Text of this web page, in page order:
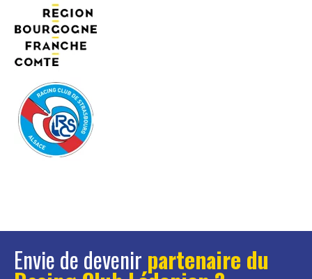
Envie de devenir partenaire du